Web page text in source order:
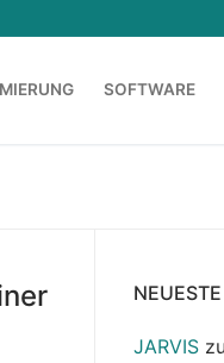
SOFTWARE
JARVIS zu